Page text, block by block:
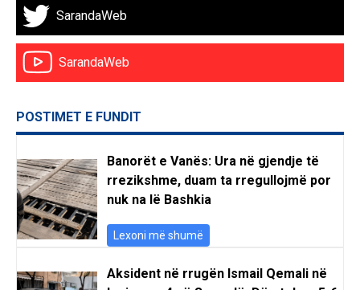
SarandaWeb
SarandaWeb
POSTIMET E FUNDIT
Banorët e Vanës: Ura në gjendje të
rrezikshme, duam ta rregullojmë por
nuk na lë Bashkia
Lexoni më shumë
Aksident në rrugën Ismail Qemali në